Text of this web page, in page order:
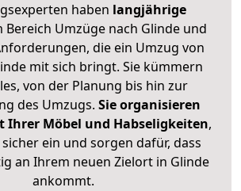
haben langjährige
Bereich Umzüge nach Glinde und
die ein Umzug von
mit sich bringt. Sie kümmern
von der Planung bis hin zur
des Umzugs. Sie organisieren
Ihrer Möbel und Habseligkeiten,
ein und sorgen dafür, dass
an Ihrem neuen Zielort in Glinde
ankommt.